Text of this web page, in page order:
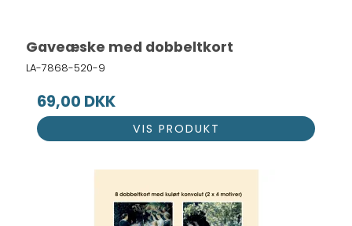
Gaveæske med dobbeltkort
LA-7868-520-9
69,00 DKK
VIS PRODUKT